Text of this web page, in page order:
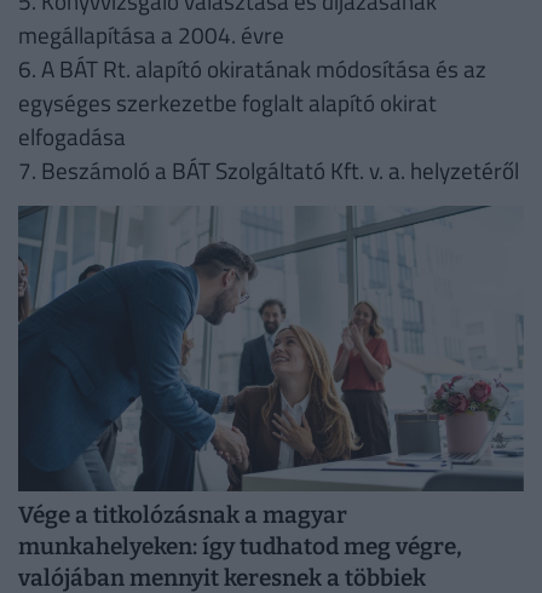
megállapítása a 2004. évre
6. A BÁT Rt. alapító okiratának módosítása és az
egységes szerkezetbe foglalt alapító okirat
elfogadása
7. Beszámoló a BÁT Szolgáltató Kft. v. a. helyzetéről
Vége a titkolózásnak a magyar
munkahelyeken: így tudhatod meg végre,
valójában mennyit keresnek a többiek